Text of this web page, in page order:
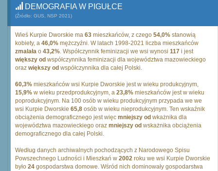
DEMOGRAFIA W PIGUŁCE
(Źródło: GUS, NSP 2021)
Wieś Kurpie Dworskie ma 63 mieszkańców, z czego 54,0% stanowią
kobiety, a 46,0% mężczyźni. W latach 1998-2021 liczba mieszkańców
zmalała o 43,2%. Współczynnik feminizacji we wsi wynosi 117 i jest
większy od współczynnika feminizacji dla województwa mazowieckiego
oraz większy od współczynnika dla całej Polski.
60,3% mieszkańców wsi Kurpie Dworskie jest w wieku produkcyjnym,
15,9% w wieku przedprodukcyjnym, a 23,8% mieszkańców jest w wieku
poprodukcyjnym. Na 100 osób w wieku produkcyjnym przypada we we
wsi Kurpie Dworskie 65,8 osób w wieku nieprodukcyjnym. Ten wskaźnik
obciążenia demograficznego jest więc mniejszy od wkażnika dla
województwa mazowieckiego oraz mniejszy od wskażnika obciążenia
demograficznego dla całej Polski.
Według danych archiwalnych pochodzących z Narodowego Spisu
Powszechnego Ludności i Mieszkań w 2002 roku we wsi Kurpie Dworskie
było 24 gospodarstwa domowe. Wśród nich dominowały gospodarstwa